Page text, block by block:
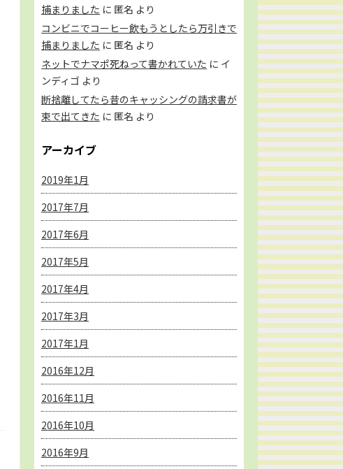
捕まりました に 匿名 より
コンビニでコーヒー飲もうとしたら万引きで
捕まりました に 匿名 より
ネットでナマポ死ねって書かれていた に イ
ンディゴ より
断捨離してたら昔のキャッシングの請求書が
束で出てきた に 匿名 より
アーカイブ
2019年1月
2017年7月
2017年6月
2017年5月
2017年4月
2017年3月
2017年1月
2016年12月
2016年11月
2016年10月
2016年9月